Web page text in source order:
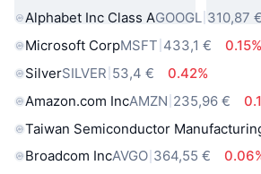
Alphabet Inc Class AGOOGL 310,87 €
Microsoft CorpMSFT 433,1 €
0.15%
SilverSILVER 53,4 €
0.42%
Amazon.com IncAMZN 235,96 €
Taiwan Semiconductor
Broadcom IncAVGO 364,55 €